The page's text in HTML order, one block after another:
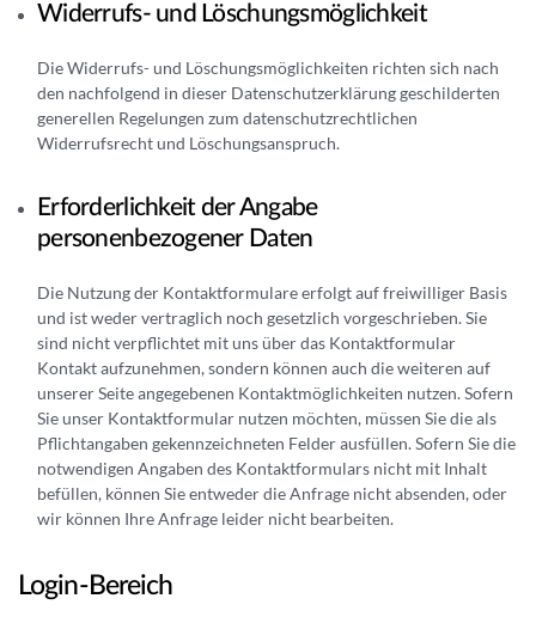
Widerrufs- und Löschungsmöglichkeit
Die Widerrufs- und Löschungsmöglichkeiten richten sich nach
den nachfolgend in dieser Datenschutzerklärung geschilderten
generellen Regelungen zum datenschutzrechtlichen
Widerrufsrecht und Löschungsanspruch.
Erforderlichkeit der Angabe
personenbezogener Daten
Die Nutzung der Kontaktformulare erfolgt auf freiwilliger Basis
und ist weder vertraglich noch gesetzlich vorgeschrieben. Sie
sind nicht verpflichtet mit uns über das Kontaktformular
Kontakt aufzunehmen, sondern können auch die weiteren auf
unserer Seite angegebenen Kontaktmöglichkeiten nutzen. Sofern
Sie unser Kontaktformular nutzen möchten, müssen Sie die als
Pflichtangaben gekennzeichneten Felder ausfüllen. Sofern Sie die
notwendigen Angaben des Kontaktformulars nicht mit Inhalt
befüllen, können Sie entweder die Anfrage nicht absenden, oder
wir können Ihre Anfrage leider nicht bearbeiten.
Login-Bereich